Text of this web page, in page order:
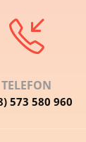
TELEFON
573 580 960